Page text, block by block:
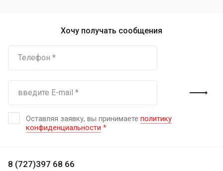
Хочу получать сообщения
Оставляя заявку, вы принимаете политику
конфиденциальности *
8 (727)397 68 66